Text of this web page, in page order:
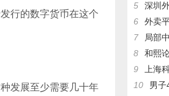
行的数字货币在这个
发展至少需要几十年
5
深圳外
6
外卖
7
局部中到大雪
8
和熙论坛
9
上海科
10
男子4岁时遭